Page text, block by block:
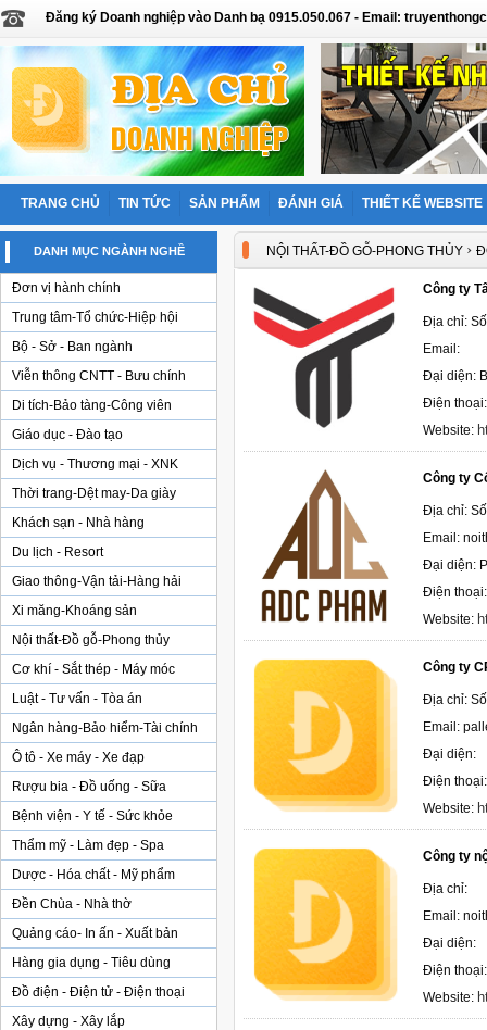
Đăng ký Doanh nghiệp vào Danh bạ 0915.050.067 - Email:
TRANG CHỦ TIN TỨC SẢN PHẨM ĐÁNH GIÁ THIẾT KẾ WEBSITE
DANH MỤC NGÀNH NGHỀ
Đơn vị hành chính
Trung tâm-Tổ chức-Hiệp hội
Bộ - Sở - Ban ngành
Viễn thông CNTT - Bưu chính
Di tích-Bảo tàng-Công viên
Giáo dục - Đào tạo
Dịch vụ - Thương mại - XNK
Thời trang-Dệt may-Da giày
Khách sạn - Nhà hàng
Du lịch - Resort
Giao thông-Vận tải-Hàng hải
Xi măng-Khoáng sản
Nội thất-Đồ gỗ-Phong thủy
Cơ khí - Sắt thép - Máy móc
Luật - Tư vấn - Tòa án
Ngân hàng-Bảo hiểm-Tài chính
Ô tô - Xe máy - Xe đạp
Rượu bia - Đồ uống - Sữa
Bệnh viện - Y tế - Sức khỏe
Thẩm mỹ - Làm đẹp - Spa
Dược - Hóa chất - Mỹ phẩm
Đền Chùa - Nhà thờ
Quảng cáo- In ấn - Xuất bản
Hàng gia dụng - Tiêu dùng
Đồ điện - Điện tử - Điện thoại
Xây dựng - Xây lắp
NỘI THẤT-ĐỒ GỖ-PHONG THỦY ›
Công ty
Địa chỉ:
Email:
Đại diện:
Điện
Website:
Công ty
Địa chỉ:
Email:
Đại diện:
Điện
Website:
Công ty
Địa chỉ:
Email:
Đại diện:
Điện
Website:
Công ty
Địa chỉ:
Email:
Đại diện:
Điện
Website: